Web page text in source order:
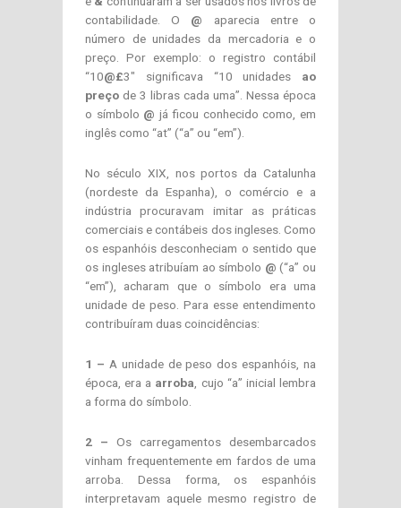
contabilidade. O @ aparecia entre o
número de unidades da mercadoria e o
preço. Por exemplo: o registro contábil
“10@£3″ significava “10 unidades ao
preço de 3 libras cada uma”. Nessa época
o símbolo @ já ficou conhecido como, em
inglês como “at” (“a” ou “em”).
No século XIX, nos portos da Catalunha
(nordeste da Espanha), o comércio e a
indústria procuravam imitar as práticas
comerciais e contábeis dos ingleses. Como
os espanhóis desconheciam o sentido que
os ingleses atribuíam ao símbolo @ (“a” ou
“em”), acharam que o símbolo era uma
unidade de peso. Para esse entendimento
contribuíram duas coincidências:
1 – A unidade de peso dos espanhóis, na
época, era a arroba , cujo “a” inicial lembra
a forma do símbolo.
2 – Os carregamentos desembarcados
vinham frequentemente em fardos de uma
arroba. Dessa forma, os espanhóis
interpretavam aquele mesmo registro de